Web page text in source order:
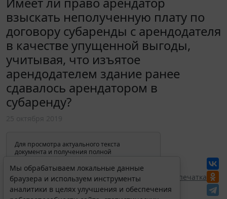
взыскать неполученную плату по
договору субаренды с арендодателя
в качестве упущенной выгоды,
учитывая, что изъятое
арендодателем здание ранее
сдавалось арендатором в
субаренду?
Для просмотра актуального текста
документа и получения полной
изменениях и порядке применения
документа, воспользуйтесь поиском в
Интернет-версии системы ГАРАНТ:
Перепечатка
Мы обрабатываем локальные данные
браузера и используем инструменты
аналитики в целях улучшения и обеспечения